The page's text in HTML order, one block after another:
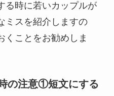
る時に若いカップルが
ミスを紹介しますの
くことをお勧めしま
の注意①短文にする